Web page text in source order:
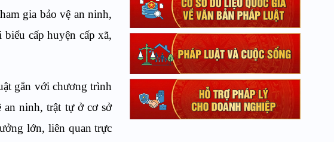
gia bảo vệ an ninh,
cấp huyện cấp xã,
gắn với chương trình
ninh, trật tự ở cơ sở
lớn, liên quan trực